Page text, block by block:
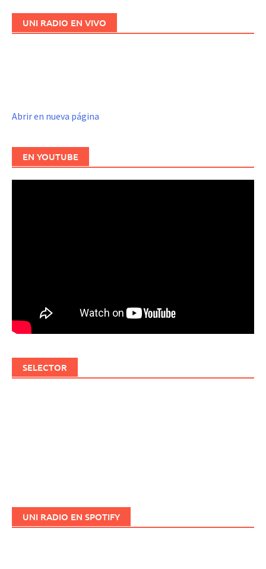
UNI RADIO EN VIVO
Abrir en nueva página
EN YOUTUBE
SELECTOR
UNI RADIO EN SPOTIFY